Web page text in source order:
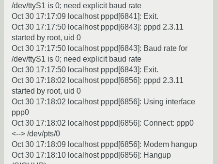
/dev/ttyS1 is 0; need explicit baud rate
Oct 30 17:17:09 localhost pppd[6841]: Exit.
Oct 30 17:17:50 localhost pppd[6843]: pppd 2.3.11
started by root, uid 0
Oct 30 17:17:50 localhost pppd[6843]: Baud rate for
/dev/ttyS1 is 0; need explicit baud rate
Oct 30 17:17:50 localhost pppd[6843]: Exit.
Oct 30 17:18:02 localhost pppd[6856]: pppd 2.3.11
started by root, uid 0
Oct 30 17:18:02 localhost pppd[6856]: Using interface
ppp0
Oct 30 17:18:02 localhost pppd[6856]: Connect: ppp0
<--> /dev/pts/0
Oct 30 17:18:09 localhost pppd[6856]: Modem hangup
Oct 30 17:18:10 localhost pppd[6856]: Hangup